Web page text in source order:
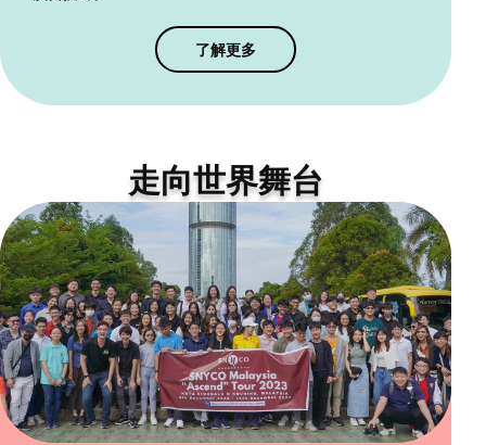
了解更多
走向世界舞台